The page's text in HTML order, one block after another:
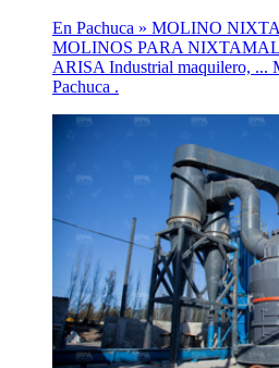
En Pachuca » MOLINO
MOLINOS PARA NIXTAMAL
ARISA Industrial maquilero,
Pachuca .